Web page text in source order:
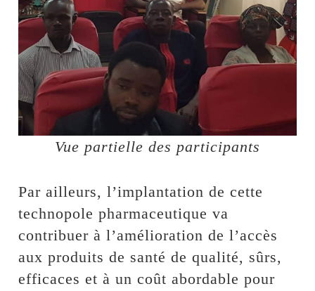
Vue partielle des participants
Par ailleurs, l’implantation de cette
technopole pharmaceutique va
contribuer à l’amélioration de l’accès
aux produits de santé de qualité, sûrs,
efficaces et à un coût abordable pour